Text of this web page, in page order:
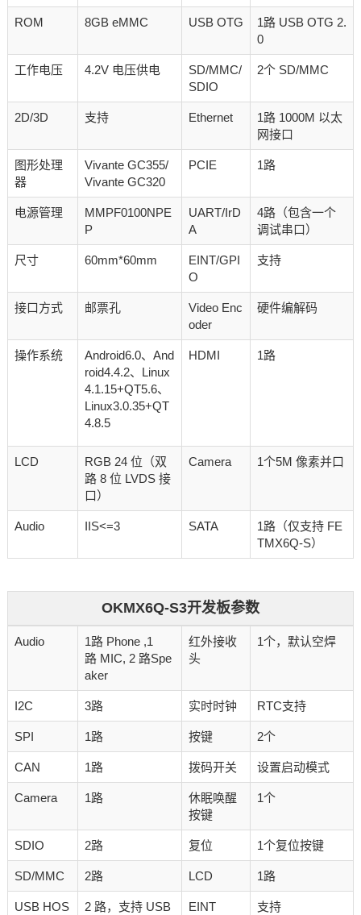
ROM 8GB eMMC USB OTG
1路 USB OTG 2.
0
工作电压 4.2V 电压供电
SD/MMC/
SDIO
2个 SD/MMC
2D/3D 支持 Ethernet
1路 1000M 以太
网接口
图形处理
器
Vivante GC355/
Vivante GC320
PCIE 1路
电源管理
MMPF0100NPE
P
UART/IrD
A
4路（包含一个
调试串口）
尺寸 60mm*60mm
EINT/GPI
O
支持
接口方式 邮票孔
Video Enc
oder
硬件编解码
操作系统
Android6.0、And
roid4.4.2、Linux
4.1.15+QT5.6、
Linux3.0.35+QT
4.8.5
HDMI 1路
LCD
RGB 24 位（双
路 8 位 LVDS 接
口）
Camera 1个5M 像素并口
Audio IIS<=3 SATA
1路（仅支持 FE
TMX6Q-S）
OKMX6Q-S3开发板参数
Audio
1路 Phone ,1
路 MIC, 2 路Spe
aker
红外接收
头
1个，默认空焊
I2C 3路 实时时钟 RTC支持
SPI 1路 按键 2个
CAN 1路 拨码开关 设置启动模式
Camera 1路
休眠唤醒
按键
1个
SDIO 2路 复位 1个复位按键
SD/MMC 2路 LCD 1路
USB HOS 2 路，支持 USB EINT 支持